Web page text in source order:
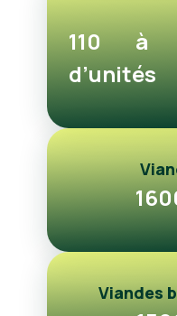
110 à
d’unités
Viandes